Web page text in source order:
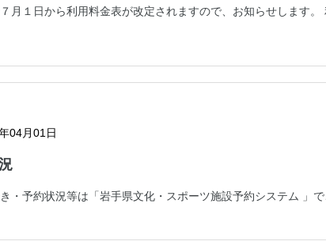
月１日から利用料金表が改定されますので、お知らせします。
04月01日
・予約状況等は「岩手県文化・スポーツ施設予約システム 」で